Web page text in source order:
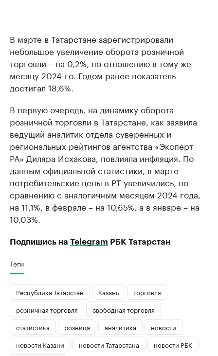
В марте в Татарстане зарегистрировали
небольшое увеличение оборота розничной
торговли – на 0,2%, по отношению в тому же
месяцу 2024-го. Годом ранее показатель
достигал 18,6%.
В первую очередь, на динамику оборота
розничной торговли в Татарстане, как заявила
ведущий аналитик отдела суверенных и
региональных рейтингов агентства «Эксперт
РА» Диляра Исхакова, повлияла инфляция. По
данным официальной статистики, в марте
потребительские цены в РТ увеличились, по
сравнению с аналогичным месяцем 2024 года,
на 11,1%, в феврале – на 10,65%, а в январе – на
10,03%.
Подпишись на Telegram РБК Татарстан
Теги
Республика Татарстан Казань
торговля
розничная торговля
свободная торговля
статистика
розница аналитика
новости
новости Казани
новости Татарстана
новости РБК